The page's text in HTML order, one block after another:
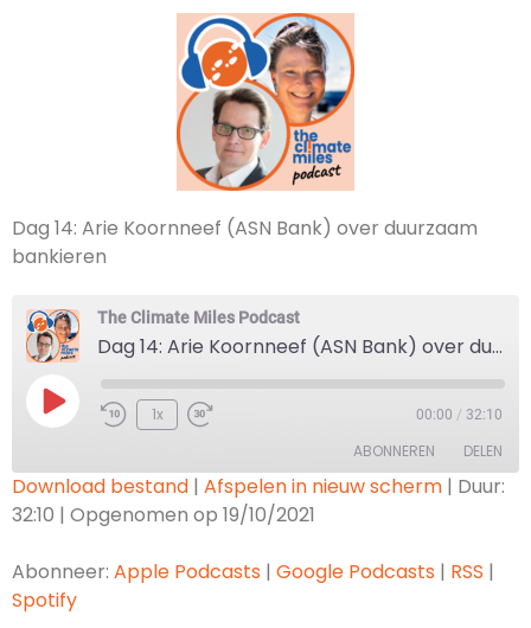
Dag 14: Arie Koornneef (ASN Bank) over duurzaam
bankieren
The Climate Miles Podcast
Dag 14: Arie Koornneef (ASN Bank) over duurzaam bankieren
1x 00:00 / 32:10
ABONNEREN DELEN
Apple Podcasts Google Podcasts
RSS FEED
DELEN
LINK
Download bestand | Afspelen in nieuw scherm | Duur:
32:10 | Opgenomen op 19/10/2021
Abonneer: Apple Podcasts | Google Podcasts | RSS |
Spotify